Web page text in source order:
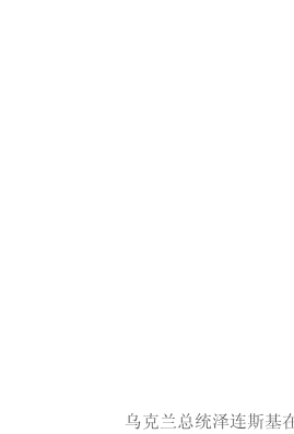
乌克兰总统泽连斯基